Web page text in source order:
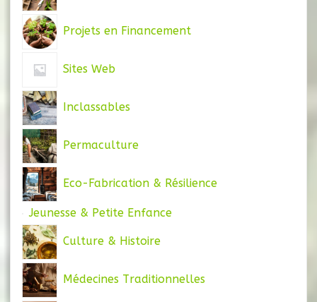
Projets en Financement
Sites Web
Inclassables
Permaculture
Eco-Fabrication & Résilience
Jeunesse & Petite Enfance
Culture & Histoire
Médecines Traditionnelles